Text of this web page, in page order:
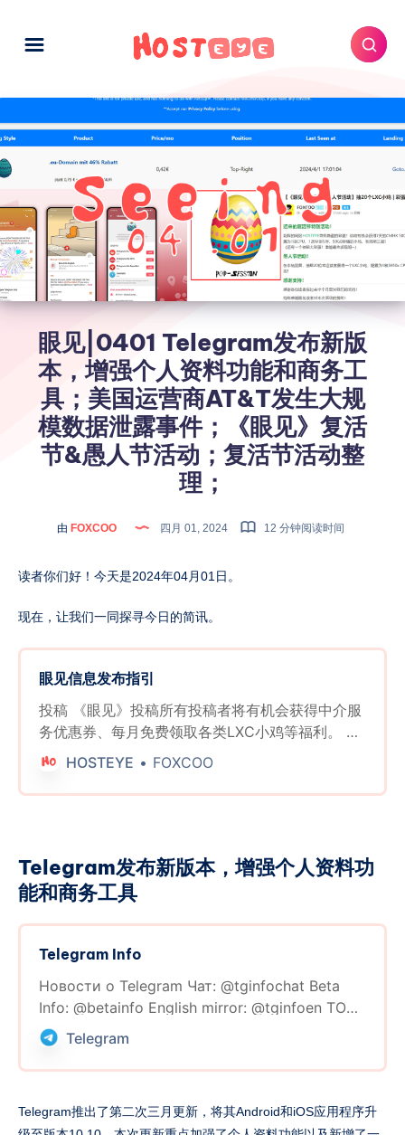
眼见|0401 Telegram发布新版
本，增强个人资料功能和商务工
具；美国运营商AT&T发生大规
模数据泄露事件；《眼见》复活
节&愚人节活动；复活节活动整
理；
由 FOXCOO 四月 01, 2024 12 分钟阅读时间
读者你们好！今天是2024年04月01日。
现在，让我们一同探寻今日的简讯。
眼见信息发布指引
投稿 《眼见》投稿所有投稿者将有机会获得中介服
务优惠券、每月免费领取各类LXC小鸡等福利。 欢
迎分享商家活动、最新产品发布、商家/行业八卦、
程推荐以及薅羊毛的方法等等内容。请发挥你的创
效信息并留下有效联系方式的投稿者，无论其投稿
是否被采用，每周日都有机会参与抽奖。 * 每周将
随机抽取三名获奖者，每位获奖者将获得一张中介
服务五折优惠券。 * 每周将随机抽取一名获奖者，
每位获奖者将获得一张中介服务三折优惠券。 被采
服务一折优惠券。 月度有效投稿数量统计奖励： *
每月最后一天，根据后台统计的相同联系方式和相
同网站注册的电子邮箱账户下的非垃圾投稿数量，
三的个人将分别获得一张中介服务免费优惠券。 月
度被采纳投稿数量统计奖励： * 每月最后一天，根
HOSTEYE FOXCOO
Telegram发布新版本，增强个人资料功
能和商务工具
Telegram Info
Новости о Telegram Чат: @tginfochat Beta
Info: @betainfo English mirror: @tginfoen TON:
@infoton Редакция вещает: @tginfolive
Правила: t.me/tginfochat/1288176
Поддержать: donate.tginfo.me
Telegram
Telegram推出了第二次三月更新，将其Android和iOS应用程序升